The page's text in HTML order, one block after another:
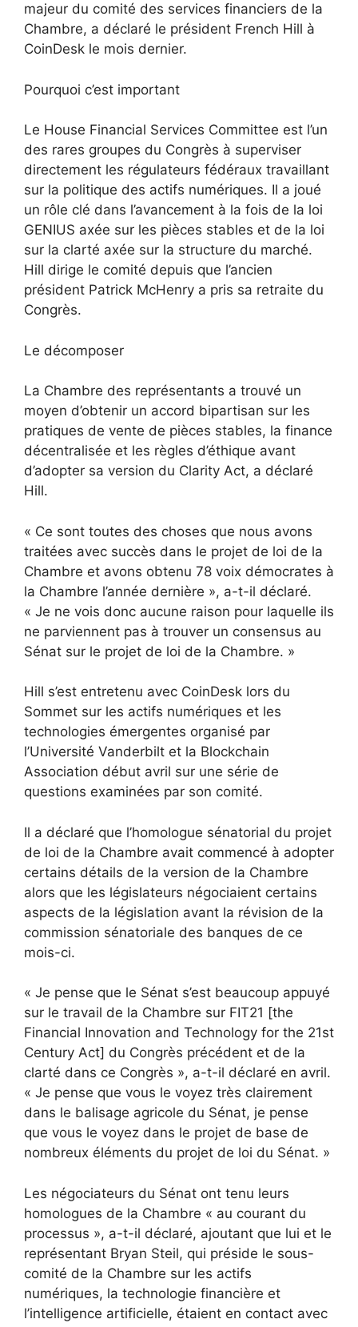
majeur du comité des services financiers de la
Chambre, a déclaré le président French Hill à
CoinDesk le mois dernier.
Pourquoi c’est important
Le House Financial Services Committee est l’un
des rares groupes du Congrès à superviser
directement les régulateurs fédéraux travaillant
sur la politique des actifs numériques. Il a joué
un rôle clé dans l’avancement à la fois de la loi
GENIUS axée sur les pièces stables et de la loi
sur la clarté axée sur la structure du marché.
Hill dirige le comité depuis que l’ancien
président Patrick McHenry a pris sa retraite du
Congrès.
Le décomposer
La Chambre des représentants a trouvé un
moyen d’obtenir un accord bipartisan sur les
pratiques de vente de pièces stables, la finance
décentralisée et les règles d’éthique avant
d’adopter sa version du Clarity Act, a déclaré
Hill.
« Ce sont toutes des choses que nous avons
traitées avec succès dans le projet de loi de la
Chambre et avons obtenu 78 voix démocrates à
la Chambre l’année dernière », a-t-il déclaré.
« Je ne vois donc aucune raison pour laquelle ils
ne parviennent pas à trouver un consensus au
Sénat sur le projet de loi de la Chambre. »
Hill s’est entretenu avec CoinDesk lors du
Sommet sur les actifs numériques et les
technologies émergentes organisé par
l’Université Vanderbilt et la Blockchain
Association début avril sur une série de
questions examinées par son comité.
Il a déclaré que l’homologue sénatorial du projet
de loi de la Chambre avait commencé à adopter
certains détails de la version de la Chambre
alors que les législateurs négociaient certains
aspects de la législation avant la révision de la
commission sénatoriale des banques de ce
mois-ci.
« Je pense que le Sénat s’est beaucoup appuyé
sur le travail de la Chambre sur FIT21 [the
Financial Innovation and Technology for the 21st
Century Act] du Congrès précédent et de la
clarté dans ce Congrès », a-t-il déclaré en avril.
« Je pense que vous le voyez très clairement
dans le balisage agricole du Sénat, je pense
que vous le voyez dans le projet de base de
nombreux éléments du projet de loi du Sénat. »
Les négociateurs du Sénat ont tenu leurs
homologues de la Chambre « au courant du
processus », a-t-il déclaré, ajoutant que lui et le
représentant Bryan Steil, qui préside le sous-
comité de la Chambre sur les actifs
numériques, la technologie financière et
l’intelligence artificielle, étaient en contact avec